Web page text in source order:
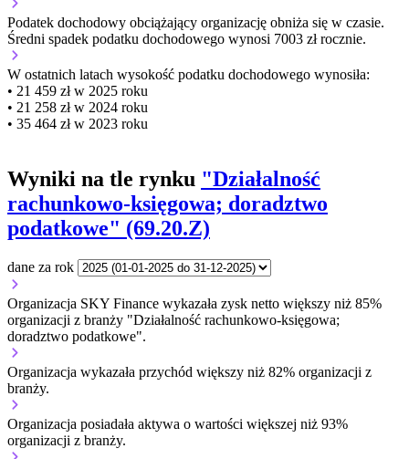
Podatek dochodowy obciążający organizację obniża się w czasie.
Średni spadek podatku dochodowego wynosi 7003 zł rocznie.
W ostatnich latach wysokość podatku dochodowego wynosiła:
• 21 459 zł w 2025 roku
• 21 258 zł w 2024 roku
• 35 464 zł w 2023 roku
Wyniki na tle rynku "Działalność
rachunkowo-księgowa; doradztwo
podatkowe" (69.20.Z)
dane za rok
Organizacja SKY Finance wykazała zysk netto większy niż 85%
organizacji z branży "Działalność rachunkowo-księgowa;
doradztwo podatkowe".
Organizacja wykazała przychód większy niż 82% organizacji z
branży.
Organizacja posiadała aktywa o wartości większej niż 93%
organizacji z branży.